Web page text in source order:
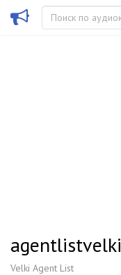
agentlistvelki
Velki Agent List